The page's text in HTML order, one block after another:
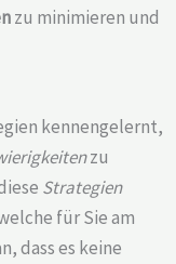
zu minimieren und
kennengelernt,
zu
Strategien
für Sie am
dass es keine